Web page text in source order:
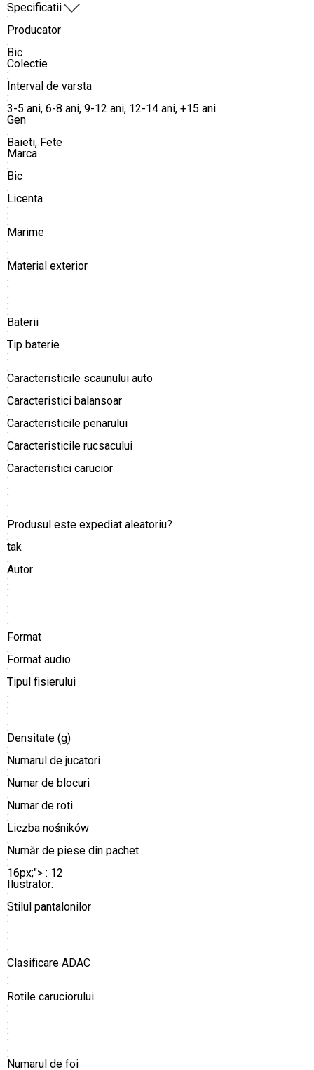
Specificatii
:
Producator
:
Bic
Colectie
:
Interval de varsta
:
3-5 ani, 6-8 ani, 9-12 ani, 12-14 ani, +15 ani
Gen
:
Baieti, Fete
Marca
:
Bic
:
Licenta
:
:
Marime
:
:
Material exterior
:
:
:
:
Baterii
:
Tip baterie
:
:
Caracteristicile scaunului auto
:
Caracteristici balansoar
:
Caracteristicile penarului
:
Caracteristicile rucsacului
:
Caracteristici carucior
:
:
:
:
Produsul este expediat aleatoriu?
:
tak
:
Autor
:
:
:
:
:
Format
:
Format audio
:
Tipul fisierului
:
:
:
:
Densitate (g)
:
Numarul de jucatori
:
Numar de blocuri
:
Numar de roti
:
Liczba nośników
:
Număr de piese din pachet
:
16px;"> : 12
Ilustrator:
:
Stilul pantalonilor
:
:
:
:
Clasificare ADAC
:
:
Rotile caruciorului
:
:
:
:
:
Numarul de foi